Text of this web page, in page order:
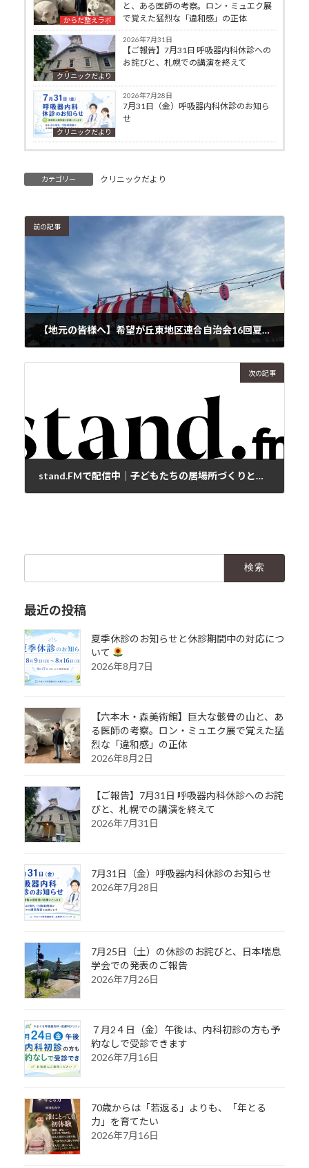
からだ整えラボ
と、ある医師の考察。ロン・ミュエク展
で覚えた猛烈な「違和感」の正体
クリニックだより
2026年7月31日
【ご報告】7月31日 呼吸器内科休診への
お詫びと、札幌での講演を終えて
クリニックだより
2026年7月28日
7月31日（金）呼吸器内科休診のお知ら
せ
カテゴリー クリニックだより
前の記事
【地元の皆様へ】希望が丘東地区連合自治会16回夏祭りへの感謝と思いを込めて
次の記事
stand.FMで配信中｜子どもたちの居場所づくりと本当の自信を見つける物語
最近の投稿
夏季休診のお知らせと休診期間中の対応につ
いて
2026年8月7日
【六本木・森美術館】巨大な骸骨の山と、あ
る医師の考察。ロン・ミュエク展で覚えた猛
烈な「違和感」の正体
2026年8月2日
【ご報告】7月31日 呼吸器内科休診へのお詫
びと、札幌での講演を終えて
2026年7月31日
7月31日（金）呼吸器内科休診のお知らせ
2026年7月28日
7月25日（土）の休診のお詫びと、日本喘息
学会での発表のご報告
2026年7月26日
７月2４日（金）午後は、内科初診の方も予
約なしで受診できます
2026年7月16日
70歳からは「若返る」よりも、「年とる
力」を育てたい
2026年7月16日